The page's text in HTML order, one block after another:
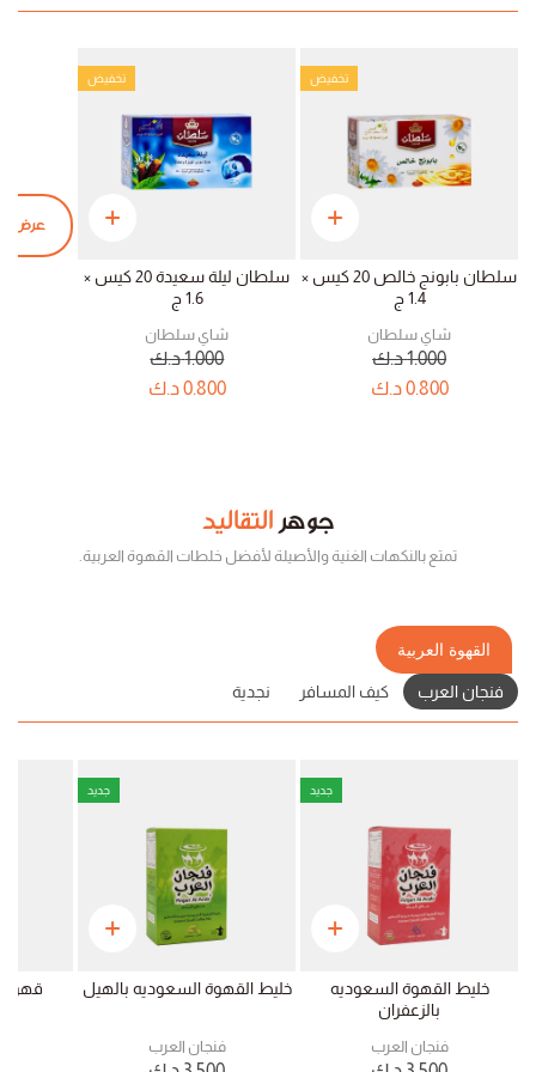
تخفيض
سلطان بابونج خالص 20 كيس ×
1.4 ج
شاي سلطان
1.000د.ك
0.800د.ك
تخفيض
سلطان ليلة سعيدة 20 كيس ×
1.6 ج
شاي سلطان
1.000د.ك
0.800د.ك
عرض
جوهرالتقاليد
تمتع بالنكهات الغنية والأصيلة لأفضل خلطات القهوة العربية.
القهوة العربية
فنجان العرب كيف المسافر نجدية
جديد
خليط القهوة السعوديه
بالزعفران
فنجان العرب
جديد
خليط القهوة السعوديه بالهيل
فنجان العرب
قهوة